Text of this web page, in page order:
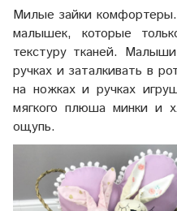
Милые зайки
малышек, которые
текстуру тканей.
ручках и заталкивать в
на ножках и ручках
мягкого плюша минки и
ощупь.